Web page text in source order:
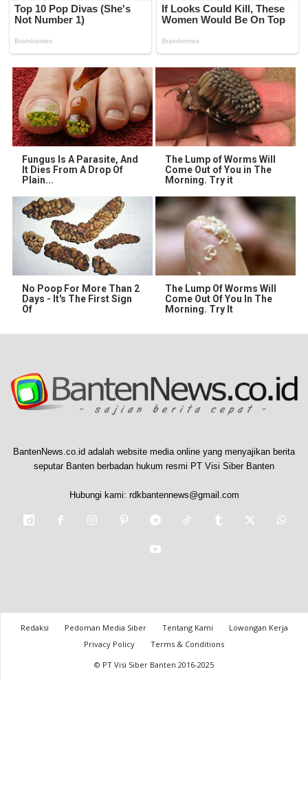
Fungus Is A Parasite, And
It Dies From A Drop Of
Plain...
The Lump of Worms Will
Come Out of You in The
Morning. Try it
No Poop For More Than 2
Days - It's The First Sign
Of
The Lump Of Worms Will
Come Out Of You In The
Morning. Try It
BantenNews.co.id adalah website media online yang menyajikan berita
seputar Banten berbadan hukum resmi PT Visi Siber Banten
Hubungi kami: rdkbantennews@gmail.com
Redaksi Pedoman Media Siber Tentang Kami
Lowongan Kerja
Privacy Policy
Terms & Conditions
© PT Visi Siber Banten 2016-2025